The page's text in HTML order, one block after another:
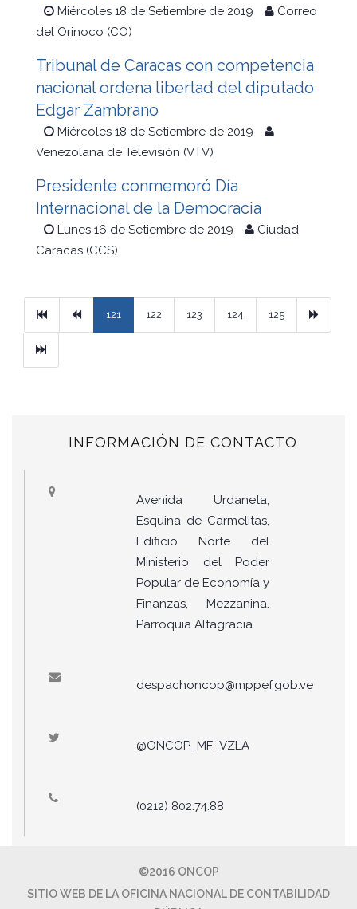
Miércoles 18 de Setiembre de 2019
Correo
del Orinoco (CO)
Tribunal de Caracas con competencia
nacional ordena libertad del diputado
Edgar Zambrano
Miércoles 18 de Setiembre de 2019
Venezolana de Televisión (VTV)
Presidente conmemoró Día
Internacional de la Democracia
Lunes 16 de Setiembre de 2019
Ciudad
Caracas (CCS)
PrimeraPrevious
121 122 123 124 125
Ultimo
INFORMACIÓN DE CONTACTO
Avenida Urdaneta,
Esquina de Carmelitas,
Edificio Norte del
Ministerio del Poder
Popular de Economía y
Finanzas, Mezzanina.
Parroquia Altagracia.
despachoncop@mppef.gob.ve
@ONCOP_MF_VZLA
(0212) 802.74.88
©2016 ONCOP
SITIO WEB DE LA OFICINA NACIONAL DE CONTABILIDAD